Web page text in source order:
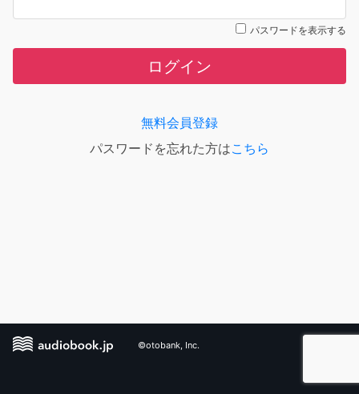
パスワードを表示する
ログイン
無料会員登録
パスワードを忘れた方はこちら
©otobank, Inc.